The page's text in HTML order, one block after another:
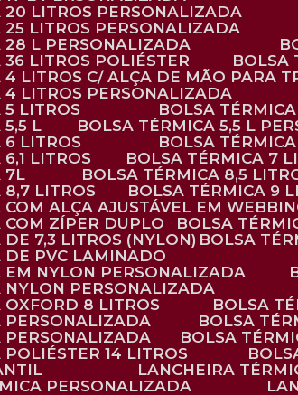
20 LITROS PERSONALIZADA
25 LITROS PERSONALIZADA
28 L PERSONALIZADA
36 LITROS POLIÉSTER
4 LITROS C/ ALÇA DE MÃO PARA
4 LITROS PERSONALIZADA
5 LITROS
BOLSA
5,5 L
BOLSA TÉRMICA 5,5 L
6 LITROS
BOLSA
6,1 LITROS
BOLSA TÉRMICA 7
7L
BOLSA TÉRMICA 8,5
8,7 LITROS
BOLSA TÉRMICA 9
COM ALÇA AJUSTÁVEL EM
COM ZÍPER DUPLO
BOLSA
DE 7,3 LITROS (NYLON)
BOLSA
DE PVC LAMINADO
EM NYLON PERSONALIZADA
NYLON PERSONALIZADA
OXFORD 8 LITROS
BOLSA
PERSONALIZADA
BOLSA
PERSONALIZADA
BOLSA
POLIÉSTER 14 LITROS
LANCHEIRA
PERSONALIZADA